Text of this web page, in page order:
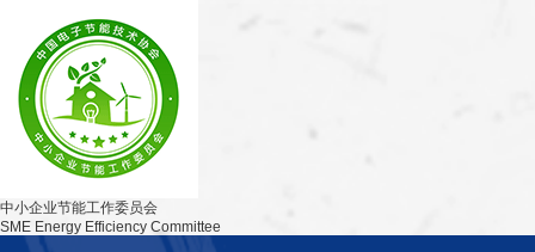
中小企业节能工作委员会
SME Energy Efficiency Committee